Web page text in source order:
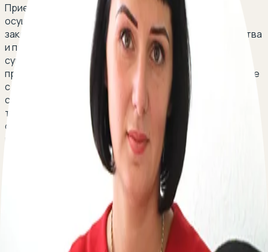
Приемная семья – опека над ребенком, которая
осуществляется по договору о приемной семье,
заключаемому между органом опеки и попечительства
и приемными родителями. Последними могут быть
супруги, а также отдельные граждане, желающие
принять ребенка или детей на воспитание. В договоре
с ними указывается срок его действия, условия
содержания, воспитания и образования ребенка, а
также размер вознаграждения и размер денежных
средств на содержание каждого ребенка и доступные
меры социальной поддержки.
Что представляет собой приемная семья? Кто может
стать приемными родителями? В каком порядке
заключается договор о приемной семьи? Каковы
основания расторжения данного договора?
Есть вопрос о приемной семье? Оставьте свой
телефон, перезвоним мгновенно: